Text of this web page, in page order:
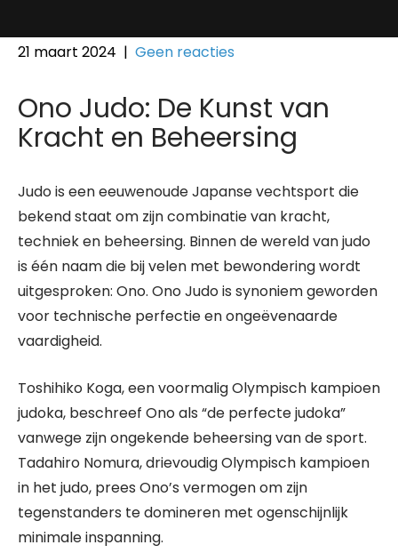
21 maart 2024 | Geen reacties
Ono Judo: De Kunst van
Kracht en Beheersing
Judo is een eeuwenoude Japanse vechtsport die
bekend staat om zijn combinatie van kracht,
techniek en beheersing. Binnen de wereld van judo
is één naam die bij velen met bewondering wordt
uitgesproken: Ono. Ono Judo is synoniem geworden
voor technische perfectie en ongeëvenaarde
vaardigheid.
Toshihiko Koga, een voormalig Olympisch kampioen
judoka, beschreef Ono als “de perfecte judoka”
vanwege zijn ongekende beheersing van de sport.
Tadahiro Nomura, drievoudig Olympisch kampioen
in het judo, prees Ono’s vermogen om zijn
tegenstanders te domineren met ogenschijnlijk
minimale inspanning.